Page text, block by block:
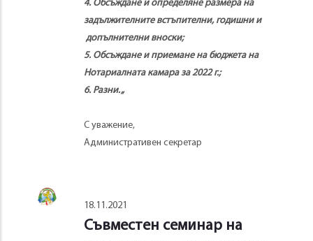
4. Обсъждане и определяне размера на
задължителните встъпителни, годишни и
допълнителни вноски;
5. Обсъждане и приемане на бюджета на
Нотариалната камараза 2022 г.;
6. Разни.„
С уважение,
Административен секретар
18.11.2021
Съвместен семинар на